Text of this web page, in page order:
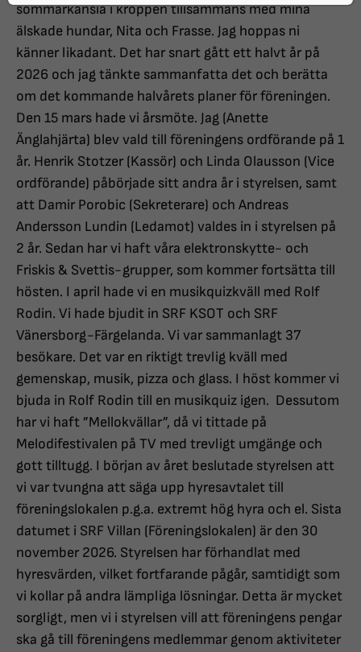
sommarkänsla i kroppen tillsammans med mina
älskade hundar, Nita och Frasse. Jag hoppas ni
känner likadant. Det har snart gått ett halvt år på
2026 och jag tänkte sammanfatta det och berätta
om det kommande halvårets planer för föreningen.
Den 15 mars hade vi årsmöte. Jag (Anette
Änglahjärta) blev vald till föreningens ordförande på 1
år. Henrik Stotzer (Kassör) och Linda Olausson (Vice
ordförande) påbörjade sitt andra år i styrelsen, samt
att Damir Porobic (Sekreterare) och Andreas
Andersson Lundin (Ledamot) valdes in i styrelsen på
2 år. Sedan har vi haft våra elektronskytte- och
Friskis & Svettis-grupper, som kommer fortsätta till
hösten. I april hade vi en musikquizkväll med Rolf
Rodin. Vi hade bjudit in SRF KSOT och SRF
Vänersborg-Färgelanda. Vi var sammanlagt 37
besökare. Det var en riktigt trevlig kväll med
gemenskap, musik, pizza och glass. I höst kommer vi
bjuda in Rolf Rodin till en musikquiz igen. Dessutom
har vi haft ”Mellokvällar”, då vi tittade på
Melodifestivalen på TV med trevligt umgänge och
gott tilltugg. I början av året beslutade styrelsen att
vi var tvungna att säga upp hyresavtalet till
föreningslokalen p.g.a. extremt hög hyra och el. Sista
datumet i SRF Villan (Föreningslokalen) är den 30
november 2026. Styrelsen har förhandlat med
hyresvärden, vilket fortfarande pågår, samtidigt som
vi kollar på andra lämpliga lösningar. Detta är mycket
sorgligt, men vi i styrelsen vill att föreningens pengar
ska gå till föreningens medlemmar genom aktiviteter